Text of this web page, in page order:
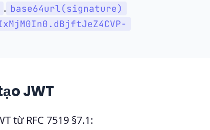
. base64url(signature)
JWT
từ RFC 7519 §7.1: